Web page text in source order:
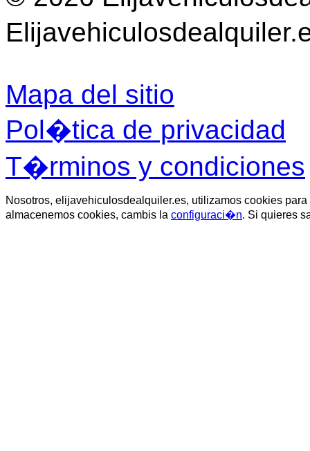
Mapa del sitio
Pol�tica de privacidad
T�rminos y condiciones
Nosotros, elijavehiculosdealquiler.es, utilizamos cookies
almacenemos cookies, cambis la configuraci�n. Si quieres